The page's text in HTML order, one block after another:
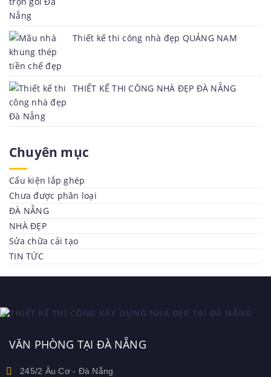
Thiết kế thi công nhà đẹp QUẢNG NAM
THIẾT KẾ THI CÔNG NHÀ ĐẸP ĐÀ NẴNG
Chuyên mục
Cấu kiện lắp ghép
Chưa được phân loại
ĐÀ NẴNG
NHÀ ĐẸP
Sửa chữa cải tạo
TIN TỨC
VĂN PHÒNG TẠI ĐÀ NẴNG
245/2 Âu Cơ - Đà Nẵng